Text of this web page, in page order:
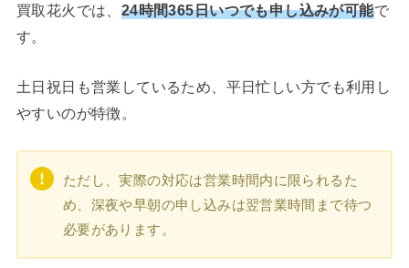
買取花火では、 24時間365日いつでも申し込みが可能で
す。
土日祝日も営業しているため、平日忙しい方でも利用し
やすいのが特徴。
ただし、実際の対応は営業時間内に限られるた
め、深夜や早朝の申し込みは翌営業時間まで待つ
必要があります。